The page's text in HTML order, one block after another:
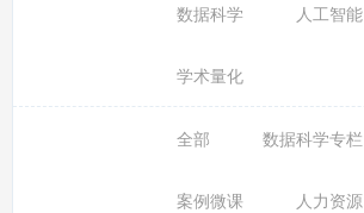
数据科学 人工智能
学术量化
全部 数据科学专栏
案例微课 人力资源